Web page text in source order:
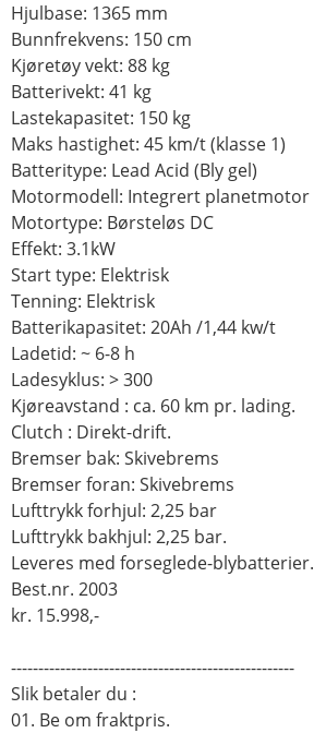
Hjulbase: 1365 mm
Bunnfrekvens: 150 cm
Kjøretøy vekt: 88 kg
Batterivekt: 41 kg
Lastekapasitet: 150 kg
Maks hastighet: 45 km/t (klasse 1)
Batteritype: Lead Acid (Bly gel)
Motormodell: Integrert planetmotor
Motortype: Børsteløs DC
Effekt: 3.1kW
Start type: Elektrisk
Tenning: Elektrisk
Batterikapasitet: 20Ah /1,44 kw/t
Ladetid: ~ 6-8 h
Ladesyklus: > 300
Kjøreavstand : ca. 60 km pr. lading.
Clutch : Direkt-drift.
Bremser bak: Skivebrems
Bremser foran: Skivebrems
Lufttrykk forhjul: 2,25 bar
Lufttrykk bakhjul: 2,25 bar.
Leveres med forseglede-blybatterier.
Best.nr. 2003
kr. 15.998,-
----------------------------------------------------
Slik betaler du :
01. Be om fraktpris.